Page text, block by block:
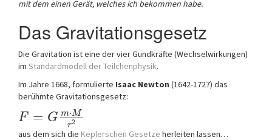
mit dem einen Gerät, welches ich bekommen habe.
Das Gravitationsgesetz
Die Gravitation ist eine der vier Gundkräfte (Wechselwirkungen)
im Standardmodell der Teilchenphysik.
Im Jahre 1668, formulierte Isaac Newton (1642-1727) das
berühmte Gravitationsgesetz:
F = G m⋅M
r2
aus dem sich die Keplerschen Gesetze herleiten lassen…